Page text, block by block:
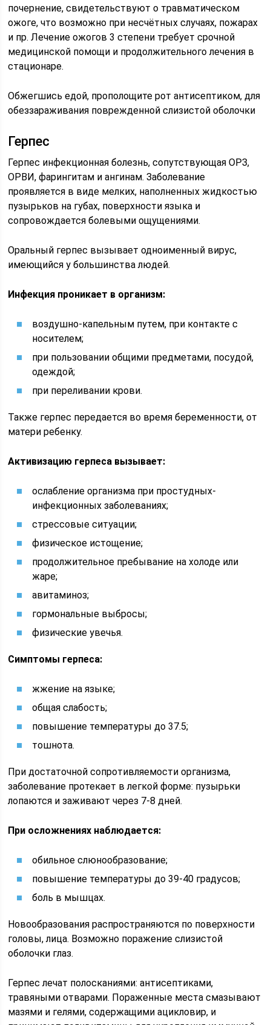
почернение, свидетельствуют о травматическом
ожоге, что возможно при несчётных случаях, пожарах
и пр. Лечение ожогов 3 степени требует срочной
медицинской помощи и продолжительного лечения в
стационаре.
Обжегшись едой, прополощите рот антисептиком, для
обеззараживания поврежденной слизистой оболочки
Герпес
Герпес инфекционная болезнь, сопутствующая ОРЗ,
ОРВИ, фарингитам и ангинам. Заболевание
проявляется в виде мелких, наполненных жидкостью
пузырьков на губах, поверхности языка и
сопровождается болевыми ощущениями.
Оральный герпес вызывает одноименный вирус,
имеющийся у большинства людей.
Инфекция проникает в организм:
воздушно-капельным путем, при контакте с
носителем;
при пользовании общими предметами, посудой,
одеждой;
при переливании крови.
Также герпес передается во время беременности, от
матери ребенку.
Активизацию герпеса вызывает:
ослабление организма при простудных-
инфекционных заболеваниях;
стрессовые ситуации;
физическое истощение;
продолжительное пребывание на холоде или
жаре;
авитаминоз;
гормональные выбросы;
физические увечья.
Симптомы герпеса:
жжение на языке;
общая слабость;
повышение температуры до 37.5;
тошнота.
При достаточной сопротивляемости организма,
заболевание протекает в легкой форме: пузырьки
лопаются и заживают через 7-8 дней.
При осложнениях наблюдается:
обильное слюнообразование;
повышение температуры до 39-40 градусов;
боль в мышцах.
Новообразования распространяются по поверхности
головы, лица. Возможно поражение слизистой
оболочки глаз.
Герпес лечат полосканиями: антисептиками,
травяными отварами. Пораженные места смазывают
мазями и гелями, содержащими ацикловир, и